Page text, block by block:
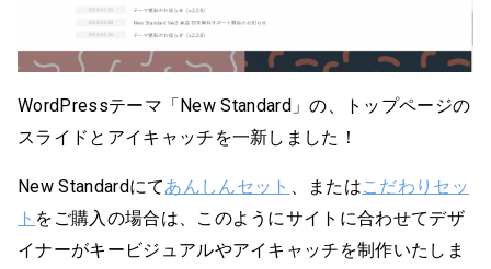
WordPressテーマ「New Standard」の、トップページの
スライドとアイキャッチを一新しました！
New Standardにてあんしんセット 、またはこだわりセッ
ト をご購入の場合は、このようにサイトに合わせてデザ
イナーがキービジュアルやアイキャッチを制作いたしま